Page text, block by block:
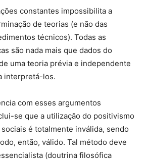
constantes impossibilita a
de teorias (e não das
técnicos). Todas as
são nada mais que dados do
uma teoria prévia e independente
interpretá-los.
com esses argumentos
se que a utilização do positivismo
é totalmente inválida, sendo
então, válido. Tal método deve
(doutrina filosófica